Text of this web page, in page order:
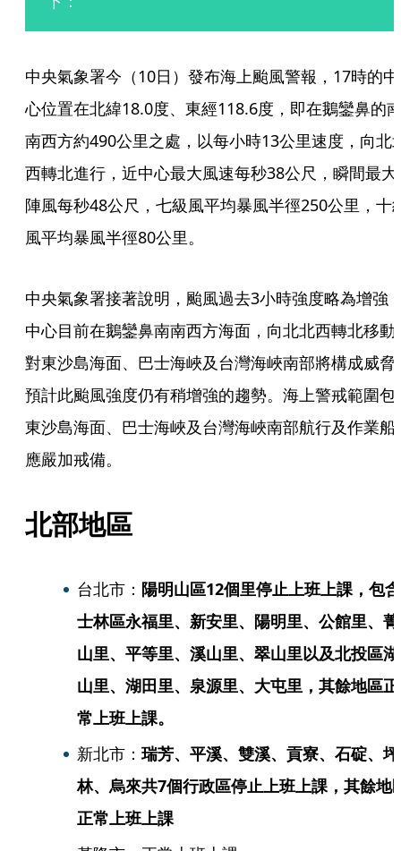
中央氣象署今（10日）發布海上颱風警報，17時的中
心位置在北緯18.0度、東經118.6度，即在鵝鑾鼻的
南西方約490公里之處，以每小時13公里速度，向北
西轉北進行，近中心最大風速每秒38公尺，瞬間最大
陣風每秒48公尺，七級風平均暴風半徑250公里，十
風平均暴風半徑80公里。
中央氣象署接著說明，颱風過去3小時強度略為增強
中心目前在鵝鑾鼻南南西方海面，向北北西轉北移動
對東沙島海面、巴士海峽及台灣海峽南部將構成威脅
預計此颱風強度仍有稍增強的趨勢。海上警戒範圍包
東沙島海面、巴士海峽及台灣海峽南部航行及作業船
應嚴加戒備。
北部地區
台北市： 陽明山區12個里停止上班上課，包含
士林區永福里、新安里、陽明里、公館里、菁
山里、平等里、溪山里、翠山里以及北投區湖
山里、湖田里、泉源里、大屯里，其餘地區正
常上班上課。
新北市： 瑞芳、平溪、雙溪、貢寮、石碇、坪
林、烏來共7個行政區停止上班上課，其餘地
正常上班上課